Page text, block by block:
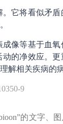
它将看似矛
像等基于血
的净效应。更
解相关疾病的
9
的文字、